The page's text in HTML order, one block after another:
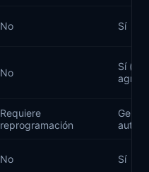
No Sí
No
Sí
Requiere
reprogramación
No Sí